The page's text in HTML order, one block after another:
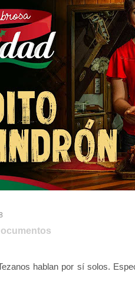
hablan por sí solos.